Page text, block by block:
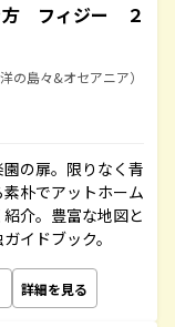
方 フィジー ２
の島々&オセアニア）
の扉。限りなく青
朴でアットホーム
介。豊富な地図と
イドブック。
詳細を見る